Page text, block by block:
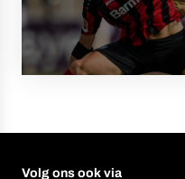
Volg ons ook via